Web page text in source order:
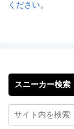
ください。
スニーカー検索